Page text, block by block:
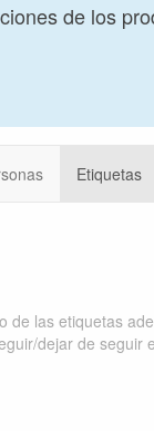
de los
Etiquetas
de las etiquetas
dejar de seguir